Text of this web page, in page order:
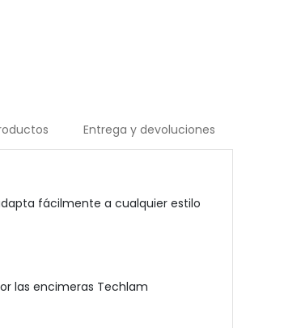
Entrega y devoluciones
fácilmente a cualquier estilo
las encimeras Techlam